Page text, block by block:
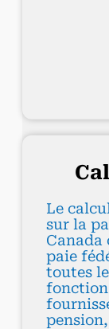
Le
sur la
Canada
paie
toutes
fonction